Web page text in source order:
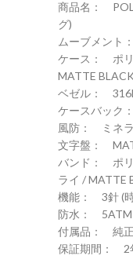
商品名：
グ)
ムーブメント
ケース： ポリ
MATTE BLACK
ベゼル：
ケースバック
風防： ミネ
文字盤：
バンド： ポリ
ライ / MATTE
機能： 3針 (
防水： 5ATM
付属品： 純
保証期間： 2